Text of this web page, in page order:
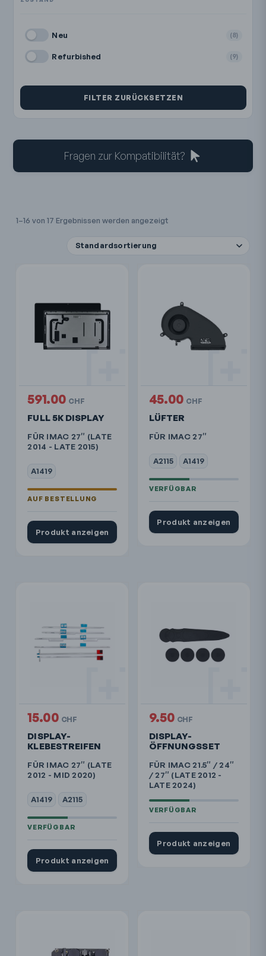
Neu (8)
Refurbished (9)
FILTER ZURÜCKSETZEN
Fragen zur Kompatibilität?
1–16 von 17 Ergebnissen werden angezeigt
FULL 5K DISPLAY
FÜR IMAC 27″ (LATE
2014 - LATE 2015)
A1419
591.00 CHF
Produkt anzeigen
LÜFTER
FÜR IMAC 27″
A2115 A1419
45.00 CHF
Produkt anzeigen
DISPLAY-
KLEBESTREIFEN
FÜR IMAC 27″ (LATE
2012 - MID 2020)
A1419 A2115
15.00 CHF
Produkt anzeigen
DISPLAY-
ÖFFNUNGSSET
FÜR IMAC 21.5″ / 24″
/ 27″ (LATE 2012 -
LATE 2024)
9.50 CHF
Produkt anzeigen